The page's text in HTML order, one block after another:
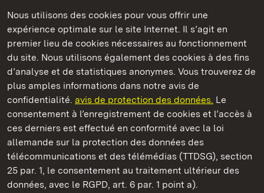
Nous utilisons des cookies pour vous offrir une
expérience optimale sur le site Internet. Il s’agit en
premier lieu de cookies nécessaires au fonctionnement
du site. Nous utilisons également des cookies à des fins
d’analyse et de statistiques anonymes. Vous trouverez de
plus amples informations dans notre avis de
confidentialité. avis de protection des données. Le
consentement à l’enregistrement de cookies et l’accès à
ces derniers est effectué en conformité avec la loi
allemande sur la protection des données des
télécommunications et des télémédias (TTDSG), section
25 par. 1, le consentement au traitement ultérieur des
données, avec le RGPD, art. 6 par. 1 point a).
Châteaux et jardins publics du Bade-Wurtemberg
Staatliche Schlösser und Gärten Baden‑Württemberg
Châteaux et jardins publics du Bade-Wurtemberg
ContactFAQ et réponsesMentions légales
Protection des données
Explications sur l’accessibilité
BITV-konform (geprüfte Seiten)